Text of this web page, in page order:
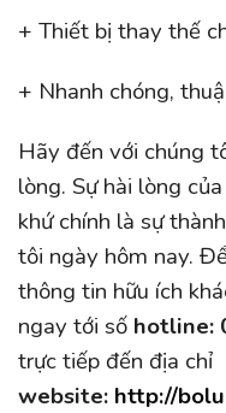
+ Thiết bị thay thế
+ Nhanh chóng,
Hãy đến với chúng
lòng. Sự hài lòng
khứ chính là sự
tôi ngày hôm nay.
thông tin hữu ích
ngay tới số hotline:
trực tiếp đến địa chỉ
website: http://